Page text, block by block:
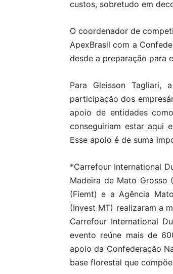
custos, sobretudo em
O coordenador de
ApexBrasil com a
desde a preparação para
Para Gleisson Tagliari,
participação dos
apoio de entidades
conseguiriam estar aqui
Esse apoio é de suma
*Carrefour International
Madeira de Mato Grosso
(Fiemt) e a Agência
(Invest MT) realizaram a
Carrefour International
evento reúne mais de
apoio da Confederação
base florestal que